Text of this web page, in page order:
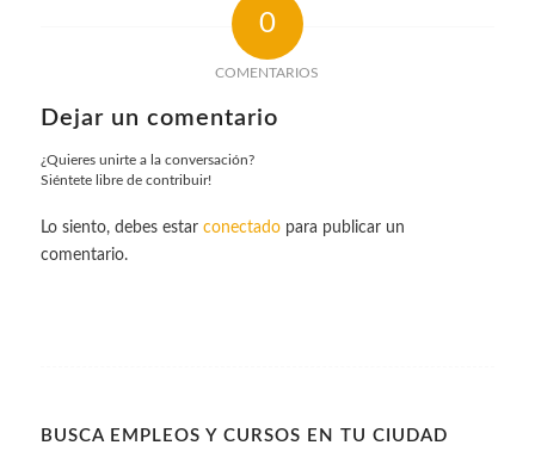
0
COMENTARIOS
Dejar un comentario
¿Quieres unirte a la conversación?
Siéntete libre de contribuir!
Lo siento, debes estar conectadopara publicar un
comentario.
BUSCA EMPLEOS Y CURSOS EN TU CIUDAD